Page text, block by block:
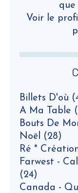
Billets D'où
A Ma Table
Bouts De
Noël (28)
Ré *
Farwest -
(24)
Canada -
que
Voir le